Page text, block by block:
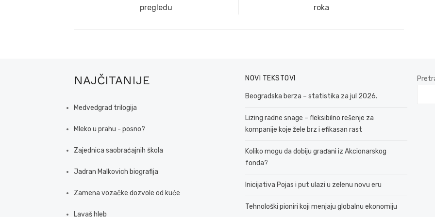
pregledu
roka
NAJČITANIJE
Medvedgrad trilogija
Mleko u prahu - posno?
Zajednica saobraćajnih škola
Jadran Malkovich biografija
Zamena vozačke dozvole od kuće
Lavaš hleb
NOVI TEKSTOVI
Beogradska berza – statistika za jul 2026.
Lizing radne snage – fleksibilno rešenje za
kompanije koje žele brz i efikasan rast
Koliko mogu da dobiju građani iz Akcionarskog
fonda?
Inicijativa Pojas i put ulazi u zelenu novu eru
Tehnološki pioniri koji menjaju globalnu ekonomiju